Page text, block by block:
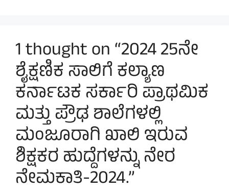
1 thought on “2024 25ನೇ
ಶೈಕ್ಷಣಿಕ ಸಾಲಿಗೆ ಕಲ್ಯಾಣ
ಕರ್ನಾಟಕ ಸರ್ಕಾರಿ ಪ್ರಾಥಮಿಕ
ಮತ್ತು ಪ್ರೌಢ ಶಾಲೆಗಳಲ್ಲಿ
ಮಂಜೂರಾಗಿ ಖಾಲಿ ಇರುವ
ಶಿಕ್ಷಕರ ಹುದ್ದೆಗಳನ್ನು ನೇರ
ನೇಮಕಾತಿ-2024.”